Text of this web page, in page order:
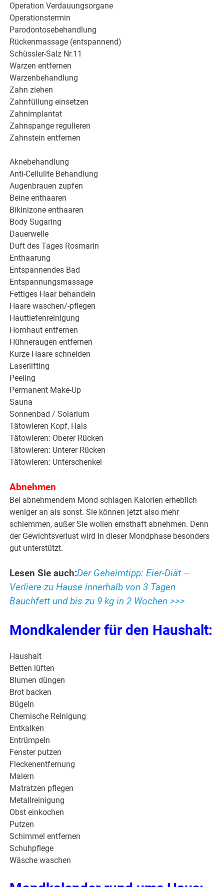
Operation Verdauungsorgane
Operationstermin
Parodontosebehandlung
Rückenmassage (entspannend)
Schüssler-Salz Nr.11
Warzen entfernen
Warzenbehandlung
Zahn ziehen
Zahnfüllung einsetzen
Zahnimplantat
Zahnspange regulieren
Zahnstein entfernen
Aknebehandlung
Anti-Cellulite Behandlung
Augenbrauen zupfen
Beine enthaaren
Bikinizone enthaaren
Body Sugaring
Dauerwelle
Duft des Tages Rosmarin
Enthaarung
Entspannendes Bad
Entspannungsmassage
Fettiges Haar behandeln
Haare waschen/-pflegen
Hauttiefenreinigung
Hornhaut entfernen
Hühneraugen entfernen
Kurze Haare schneiden
Laserlifting
Peeling
Permanent Make-Up
Sauna
Sonnenbad / Solarium
Tätowieren Kopf, Hals
Tätowieren: Oberer Rücken
Tätowieren: Unterer Rücken
Tätowieren: Unterschenkel
Abnehmen
Bei abnehmendem Mond schlagen Kalorien erheblich
weniger an als sonst. Sie können jetzt also mehr
schlemmen, außer Sie wollen ernsthaft abnehmen. Denn
der Gewichtsverlust wird in dieser Mondphase besonders
gut unterstützt.
Lesen Sie auch:Der Geheimtipp: Eier-Diät –
Verliere zu Hause innerhalb von 3 Tagen
Bauchfett und bis zu 9 kg in 2 Wochen >>>
Mondkalender für den Haushalt:
Haushalt
Betten lüften
Blumen düngen
Brot backen
Bügeln
Chemische Reinigung
Entkalken
Entrümpeln
Fenster putzen
Fleckenentfernung
Malern
Matratzen pflegen
Metallreinigung
Obst einkochen
Putzen
Schimmel entfernen
Schuhpflege
Wäsche waschen